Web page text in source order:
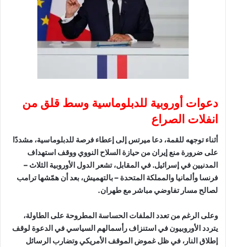
دعوات أوروبية للدبلوماسية وسط قلق من
انفلات الصراع
أثناء توجهه للقمة، دعا ميرتس إلى إعطاء فرصة للدبلوماسية، مشددًا
على ضرورة منع إيران من حيازة السلاح النووي ووقف استهداف
المدنيين في إسرائيل. في المقابل، تشعر الدول الأوروبية الثلاث –
فرنسا وألمانيا والمملكة المتحدة – بالتهميش، بعد أن همّشها ترامب
لصالح مسار تفاوضي مباشر مع طهران.
وعلى الرغم من تعدد الملفات الحساسة المطروحة على الطاولة،
يتردد الأوروبيون في استنزاف رأسمالهم السياسي في الدعوة لوقف
إطلاق النار، في ظل غموض الموقف الأمريكي وتضارب الرسائل